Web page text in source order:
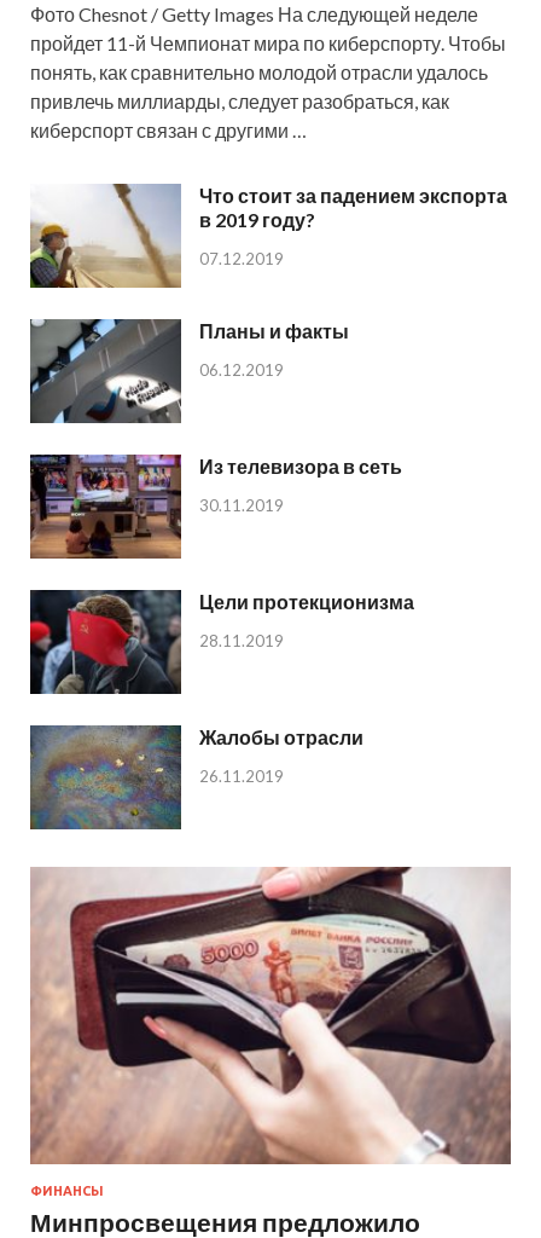
Фото Chesnot / Getty Images На следующей неделе
пройдет 11-й Чемпионат мира по киберспорту. Чтобы
понять, как сравнительно молодой отрасли удалось
привлечь миллиарды, следует разобраться, как
киберспорт связан с другими …
Что стоит за падением экспорта
в 2019 году?
07.12.2019
Планы и факты
06.12.2019
Из телевизора в сеть
30.11.2019
Цели протекционизма
28.11.2019
Жалобы отрасли
26.11.2019
ФИНАНСЫ
Минпросвещения предложило